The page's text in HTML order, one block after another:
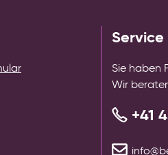
Service
Sie haben
Wir
+41